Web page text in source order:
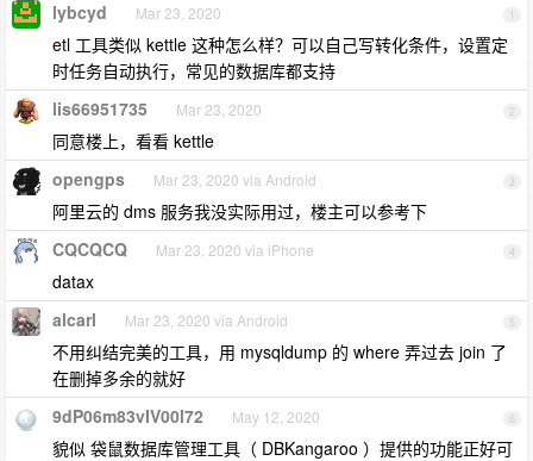
1
lybcyd Mar 23, 2020
etl 工具类似 kettle 这种怎么样？可以自己写转化条件，设置定
时任务自动执行，常见的数据库都支持
2
lis66951735 Mar 23, 2020
同意楼上，看看 kettle
3
opengps Mar 23, 2020 via Android
阿里云的 dms 服务我没实际用过，楼主可以参考下
4
CQCQCQ Mar 23, 2020 via iPhone
datax
5
alcarl Mar 23, 2020 via Android
不用纠结完美的工具，用 mysqldump 的 where 弄过去 join 了
在删掉多余的就好
6
9dP06m83vIV00l72 May 12, 2020
貌似 袋鼠数据库管理工具（ DBKangaroo ）提供的功能正好可